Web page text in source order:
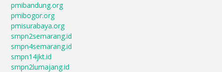
pmibandung.org
pmibogor.org
pmisurabaya.org
smpn2semarang.id
smpn4semarang.id
smpn14jkt.id
smpn2lumajang.id